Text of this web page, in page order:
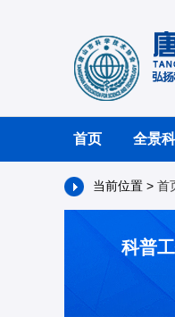
首页 全景
当前位置 > 首
科普